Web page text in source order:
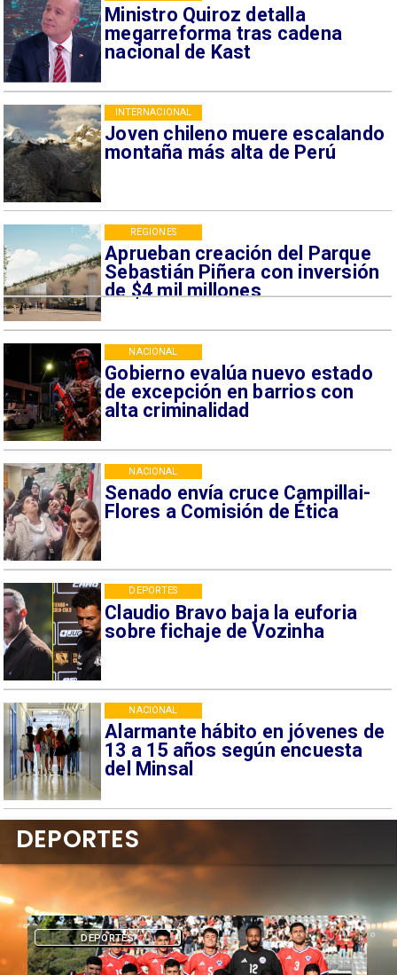
Ministro Quiroz detalla
megarreforma tras cadena
nacional de Kast
Joven chileno muere escalando
montaña más alta de Perú
INTERNACIONAL
Aprueban creación del Parque
Sebastián Piñera con inversión
de $4 mil millones
REGIONES
Gobierno evalúa nuevo estado
de excepción en barrios con
alta criminalidad
NACIONAL
Senado envía cruce Campillai-
Flores a Comisión de Ética
NACIONAL
Claudio Bravo baja la euforia
sobre fichaje de Vozinha
DEPORTES
Alarmante hábito en jóvenes de
13 a 15 años según encuesta
del Minsal
NACIONAL
DEPORTES
DEPORTES